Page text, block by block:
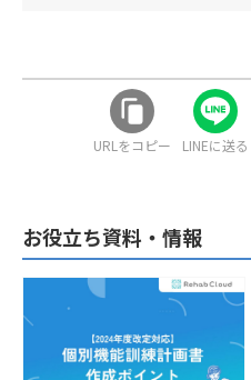
URLをコピー LINEに送る
お役立ち資料・情報